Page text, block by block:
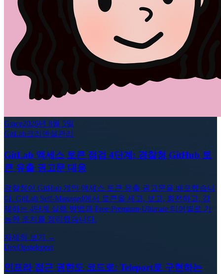
Grace2026년 8월 5일
GitLab크리덴셜관리
GitLab 액세스 토큰 점검 4단계: 경찰청 GitHub 토
큰 유출 권고문 대응
경찰청이 GitHub 개인 액세스 토큰 유출 권고문을 배포했습니
다. GitLab Self-Managed에서 토큰을 세고, 보고, 회전하고, 강
제하는 4단계 실행 방법과 Free·Premium·Ultimate 티어별로 가
능한 조치를 정리했습니다.
자세히 보기 →
DevOpsteleport
인프라 접근 권한도 코드로: Teleport로 구현하는